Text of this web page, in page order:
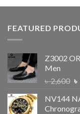
FEATURED
Z3002
Men
৳2,600 ৳
NV144